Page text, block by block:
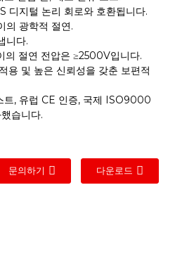
디지털 논리 회로와 호환됩니다.
의 광학적 절연.
니다.
의 절연 전압은 ≥2500V입니다.
용 및 높은 신뢰성을 갖춘 보편적
트, 유럽 CE 인증, 국제 ISO9000
습니다.
문의하기 다운로드